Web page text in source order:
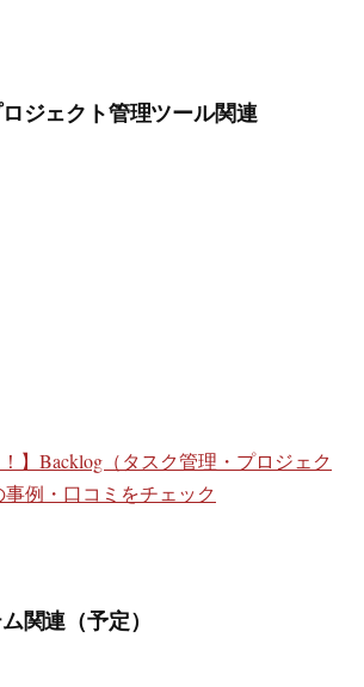
ジェクト管理ツール関連
！】Backlog（タスク管理・プロジェク
事例・口コミをチェック
関連（予定）